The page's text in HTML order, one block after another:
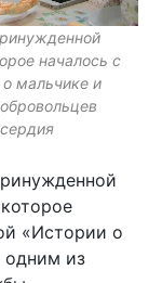
началось с
о мальчике и
«Истории о
одним из